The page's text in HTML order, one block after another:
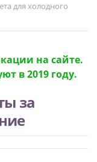
для холодного
на сайте.
в 2019 году.
за